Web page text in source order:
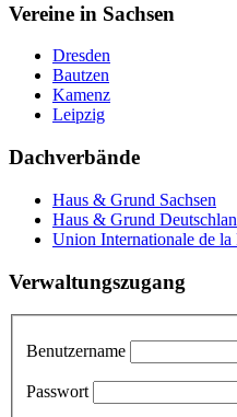
Vereine in Sachsen
Dresden
Bautzen
Kamenz
Leipzig
Dachverbände
Haus & Grund Sachsen
Haus & Grund
Union Internationale de
Verwaltungszugang
Benutzername
Passwort